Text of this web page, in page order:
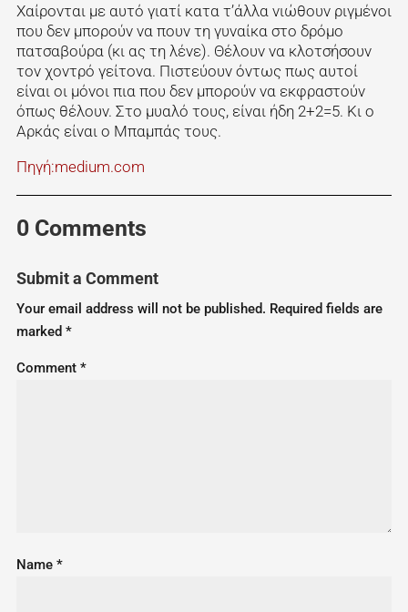
Χαίρονται με αυτό γιατί κατα τ’άλλα νιώθουν ριγμένοι
που δεν μπορούν να πουν τη γυναίκα στο δρόμο
πατσαβούρα (κι ας τη λένε). Θέλουν να κλοτσήσουν
τον χοντρό γείτονα. Πιστεύουν όντως πως αυτοί
είναι οι μόνοι πια που δεν μπορούν να εκφραστούν
όπως θέλουν. Στο μυαλό τους, είναι ήδη 2+2=5. Κι ο
Αρκάς είναι ο Μπαμπάς τους.
Πηγή:medium.com
0 Comments
Submit a Comment
Your email address will not be published. Required fields are
marked *
Comment *
Name *